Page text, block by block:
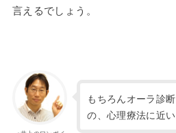
言えるでしょう。
もちろんオーラ診
の、心理療法に近い